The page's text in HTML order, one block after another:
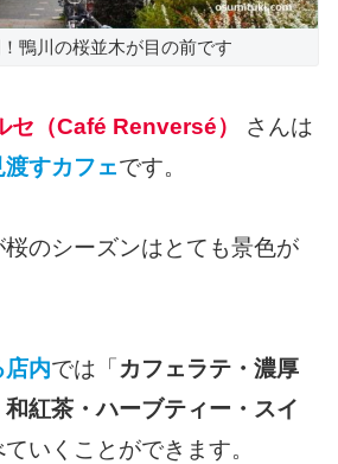
鴨川の桜並木が目の前です
セ（Café Renversé）
さんは
すカフェです。
のシーズンはとても景色が
店内では「 カフェラテ・濃厚
紅茶・ハーブティー・スイ
いくことができます。